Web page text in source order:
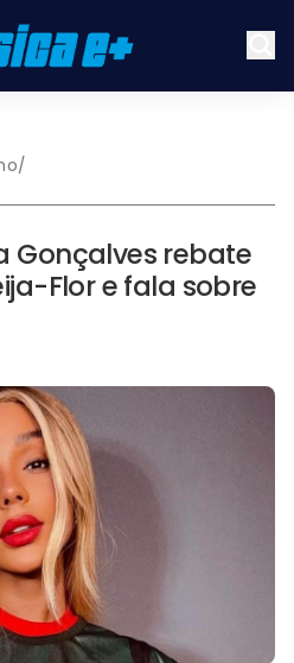
/
Gonçalves rebate
Flor e fala sobre